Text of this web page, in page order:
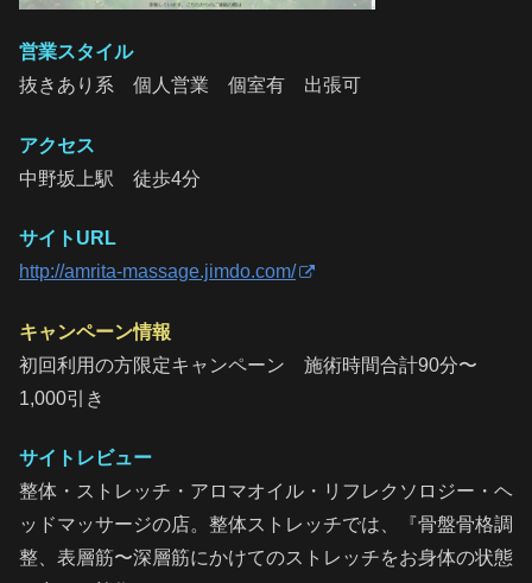
営業スタイル
抜きあり系 個人営業 個室有 出張可
アクセス
中野坂上駅 徒歩4分
サイトURL
http://amrita-massage.jimdo.com/
キャンペーン情報
初回利用の方限定キャンペーン 施術時間合計90分〜
1,000引き
サイトレビュー
整体・ストレッチ・アロマオイル・リフレクソロジー・ヘ
ッドマッサージの店。整体ストレッチでは、『骨盤骨格調
整、表層筋〜深層筋にかけてのストレッチをお身体の状態